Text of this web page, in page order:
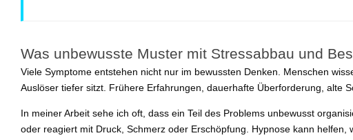
Was unbewusste Muster mit Stressabbau und
Viele Symptome entstehen nicht nur im bewussten Denken. Menschen
Auslöser tiefer sitzt. Frühere Erfahrungen, dauerhafte Überforderung, alte
In meiner Arbeit sehe ich oft, dass ein Teil des Problems unbewusst
oder reagiert mit Druck, Schmerz oder Erschöpfung. Hypnose kann